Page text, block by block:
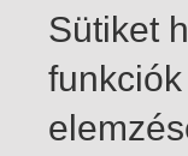
Sütiket